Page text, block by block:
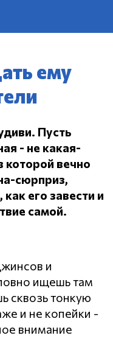
ему
Пусть
- не какая-
которой вечно
сюрприз,
его завести и
самой.
и
ищешь там
сквозь тонкую
и не копейки -
внимание